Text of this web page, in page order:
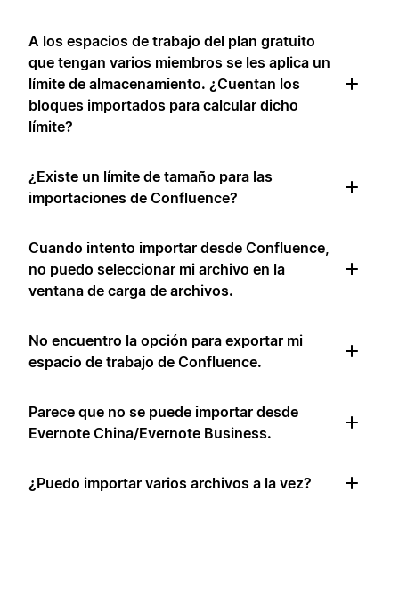
A los espacios de trabajo del plan gratuito
que tengan varios miembros se les aplica un
límite de almacenamiento. ¿Cuentan los
bloques importados para calcular dicho
límite?
¿Existe un límite de tamaño para las
importaciones de Confluence?
Cuando intento importar desde Confluence,
no puedo seleccionar mi archivo en la
ventana de carga de archivos.
No encuentro la opción para exportar mi
espacio de trabajo de Confluence.
Parece que no se puede importar desde
Evernote China/Evernote Business.
¿Puedo importar varios archivos a la vez?